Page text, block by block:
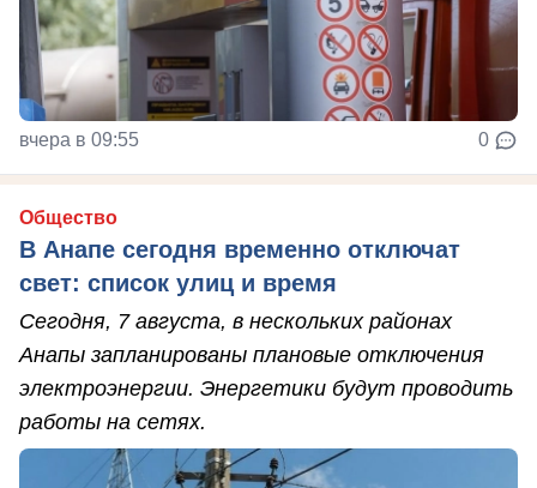
вчера в 09:55 0
Общество
В Анапе сегодня временно отключат
свет: список улиц и время
Сегодня, 7 августа, в нескольких районах
Анапы запланированы плановые отключения
электроэнергии. Энергетики будут проводить
работы на сетях.